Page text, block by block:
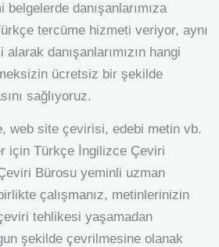
danışanlarımıza
tercüme hizmeti veriyor, aynı
danışanlarımızın hangi
ücretsiz bir şekilde
sağlıyoruz.
web site çevirisi, edebi metin vb.
için Türkçe İngilizce Çeviri
Bürosu yeminli uzman
çalışmanız, metinlerinizin
tehlikesi yaşamadan
şekilde çevrilmesine olanak